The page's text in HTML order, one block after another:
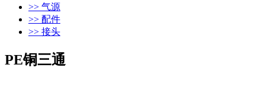
>> 气源
>> 配件
>> 接头
PE铜三通